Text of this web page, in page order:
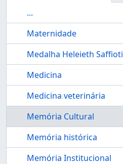
...
Maternidade
Medalha Heleieth Saffioti
Medicina
Medicina veterinária
Memória Cultural
Memória histórica
Memória Institucional